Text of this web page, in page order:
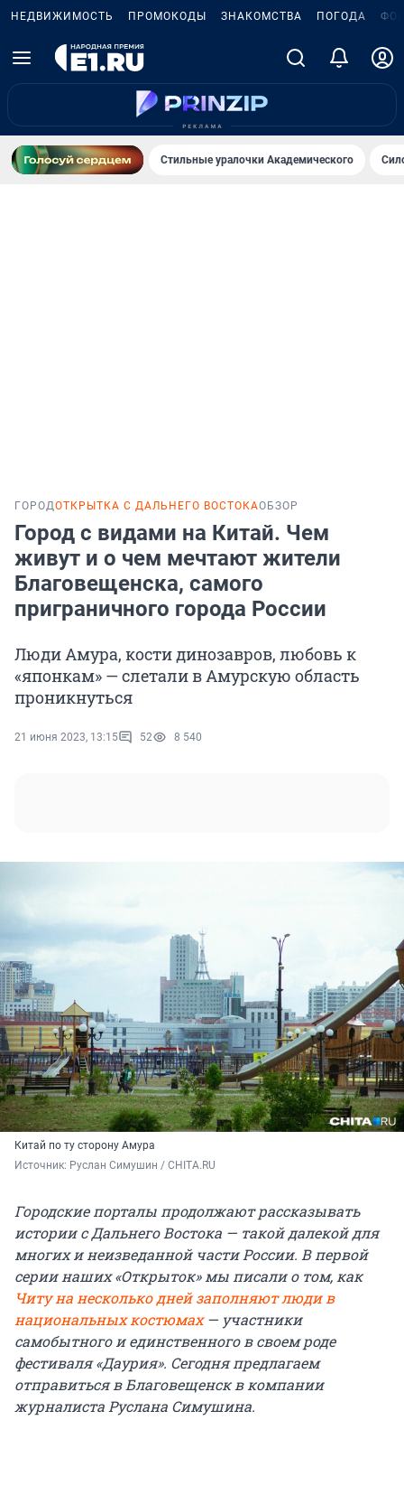
НЕДВИЖИМОСТЬ ПРОМОКОДЫ ЗНАКОМСТВА ПОГОДА
Стильные уралочки Академического
ГОРОДОТКРЫТКА С ДАЛЬНЕГО ВОСТОКАОБЗОР
Город с видами на Китай. Чем
живут и о чем мечтают жители
Благовещенска, самого
приграничного города России
Люди Амура, кости динозавров, любовь к
«японкам» — слетали в Амурскую область
проникнуться
21 июня 2023, 13:15 52 8 540
Китай по ту сторону Амура
Источник: Руслан Симушин / CHITA.RU
Городские порталы продолжают рассказывать
истории с Дальнего Востока — такой далекой для
многих и неизведанной части России. В первой
серии наших «Открыток» мы писали о том, как
Читу на несколько дней заполняют люди в
национальных костюмах— участники
самобытного и единственного в своем роде
фестиваля «Даурия». Сегодня предлагаем
отправиться в Благовещенск в компании
журналиста Руслана Симушина.